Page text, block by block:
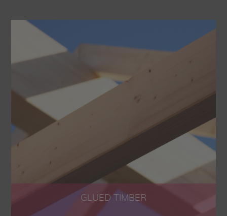
GLUED TIMBER